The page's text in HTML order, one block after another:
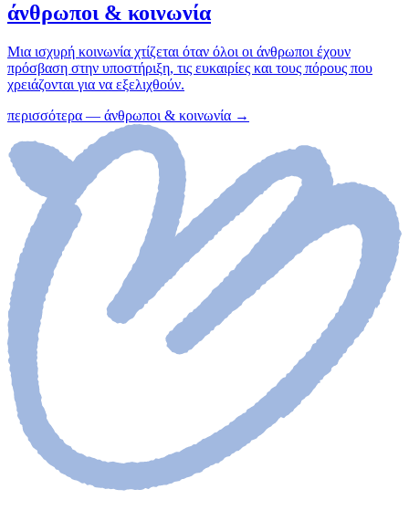
άνθρωποι & κοινωνία
Μια ισχυρή κοινωνία χτίζεται όταν όλοι οι άνθρωποι έχουν
πρόσβαση στην υποστήριξη, τις ευκαιρίες και τους πόρους που
χρειάζονται για να εξελιχθούν.
περισσότερα — άνθρωποι & κοινωνία →